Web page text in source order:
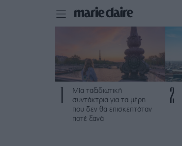
Μία ταξιδιωτική
συντάκτρια για τα μέρη
που δεν θα επισκεπτόταν
ποτέ ξανά
2